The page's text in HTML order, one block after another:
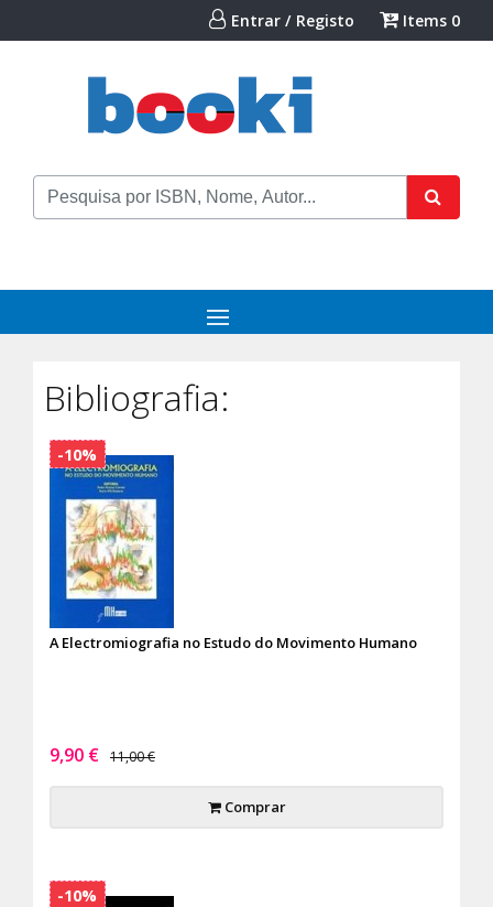
Entrar / Registo Items 0
Bibliografia:
A Electromiografia no Estudo do Movimento Humano
9,90 € 11,00 €
Comprar
-10%
-10%